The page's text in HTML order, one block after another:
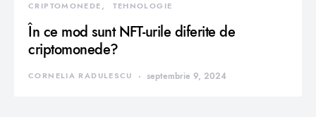
CRIPTOMONEDE TEHNOLOGIE
În ce mod sunt NFT-urile diferite de
criptomonede?
CORNELIA RADULESCU septembrie 9, 2024